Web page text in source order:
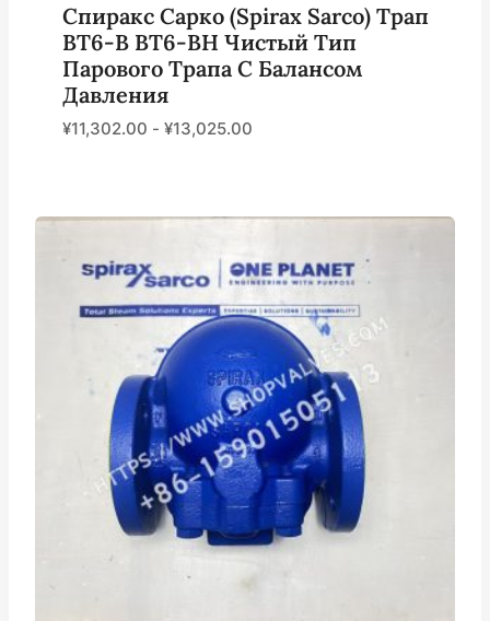
Спиракс Сарко (Spirax Sarco) Трап
BT6-B BT6-BH Чистый Тип
Парового Трапа С Балансом
Давления
¥11,302.00 - ¥13,025.00